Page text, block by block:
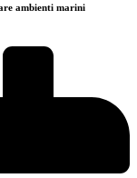
ambienti marini